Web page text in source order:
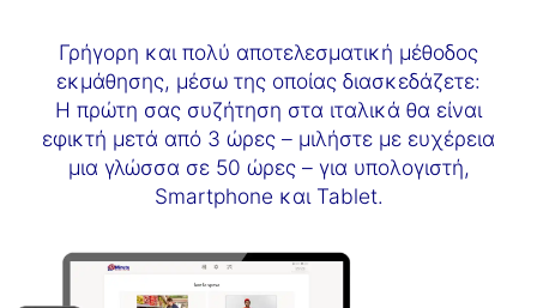
Γρήγορη και πολύ αποτελεσματική μέθοδος
εκμάθησης, μέσω της οποίας διασκεδάζετε:
Η πρώτη σας συζήτηση στα ιταλικά θα είναι
εφικτή μετά από 3 ώρες – μιλήστε με ευχέρεια
μια γλώσσα σε 50 ώρες – για υπολογιστή,
Smartphone και Tablet.